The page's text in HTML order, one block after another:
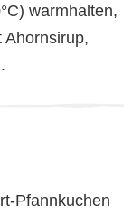
warmhalten,
Ahornsirup,
Pfannkuchen